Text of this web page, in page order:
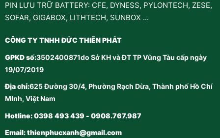
PIN LƯU TRỮ BATTERY: CFE, DYNESS, PYLONTECH, ZESE,
SOFAR, GIGABOX, LITHTECH, SUNBOX ...
CÔNG TY TNHH ĐỨC THIÊN PHÁT
GPKD số:3502400871do Sở KH và ĐT TP Vũng Tàu cấp ngày
19/07/2019
Địa chỉ:625 Đường 30/4, Phường Rạch Dừa, Thành phố Hồ Chí
MInh, Việt Nam
Hotline: 0398 493 439 - 0908.767.987
Email:thienphucxanh@gmail.com